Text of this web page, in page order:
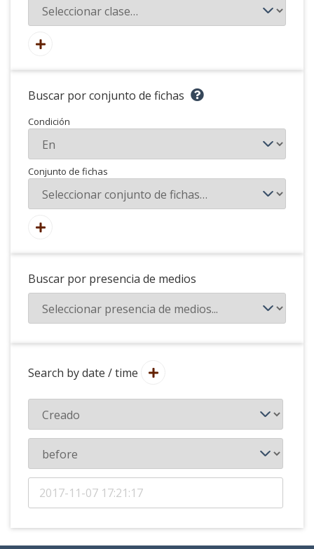
Buscar por conjunto de fichas
Condición
Conjunto de fichas
Buscar por presencia de medios
Search by date / time